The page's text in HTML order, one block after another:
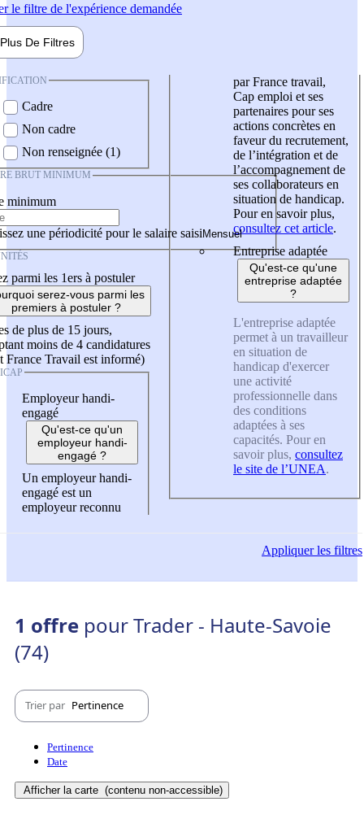
le filtre de l'expérience demandée
Plus De Filtres
Cadre
Non cadre
Non renseignée (1)
BRUT MINIMUM
minimum
une périodicité pour le salaire saisi
parmi les 1ers à postuler
serez-vous parmi les
premiers à postuler ?
de plus de 15 jours,
moins de 4 candidatures
France Travail est informé)
Employeur handi-
engagé
Qu'est-ce qu'un
employeur handi-
engagé ?
Un employeur handi-
engagé est un
employeur reconnu
par France travail,
Cap emploi et ses
partenaires pour ses
actions concrètes en
faveur du recrutement,
de l’intégration et de
l’accompagnement de
ses collaborateurs en
situation de handicap.
Pour en savoir plus,
consultez cet article.
Entreprise adaptée
Qu'est-ce qu'une
entreprise adaptée
?
L'entreprise adaptée
permet à un travailleur
en situation de
handicap d'exercer
une activité
professionnelle dans
des conditions
adaptées à ses
capacités. Pour en
savoir plus, consultez
le site de l’UNEA.
Appliquerles filtres
1 offre pour Trader - Haute-Savoie
(74)
Trier par Pertinence
Pertinence
Date
Afficher la carte (contenu non-accessible)